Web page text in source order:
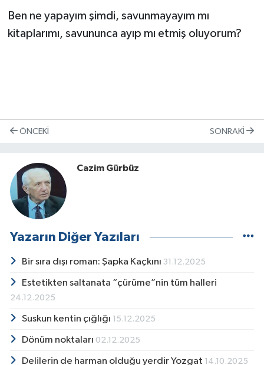
Ben ne yapayım şimdi, savunmayayım mı
kitaplarımı, savununca ayıp mı etmiş oluyorum?
ÖNCEKI SONRAKI
Cazim Gürbüz
Yazarın Diğer Yazıları
Bir sıra dışı roman: Şapka Kaçkını 31.12.2025
Estetikten saltanata “çürüme”nin tüm halleri
24.12.2025
Suskun kentin çığlığı 15.12.2025
Dönüm noktaları 02.12.2025
Delilerin de harman olduğu yerdir Yozgat 14.10.2025